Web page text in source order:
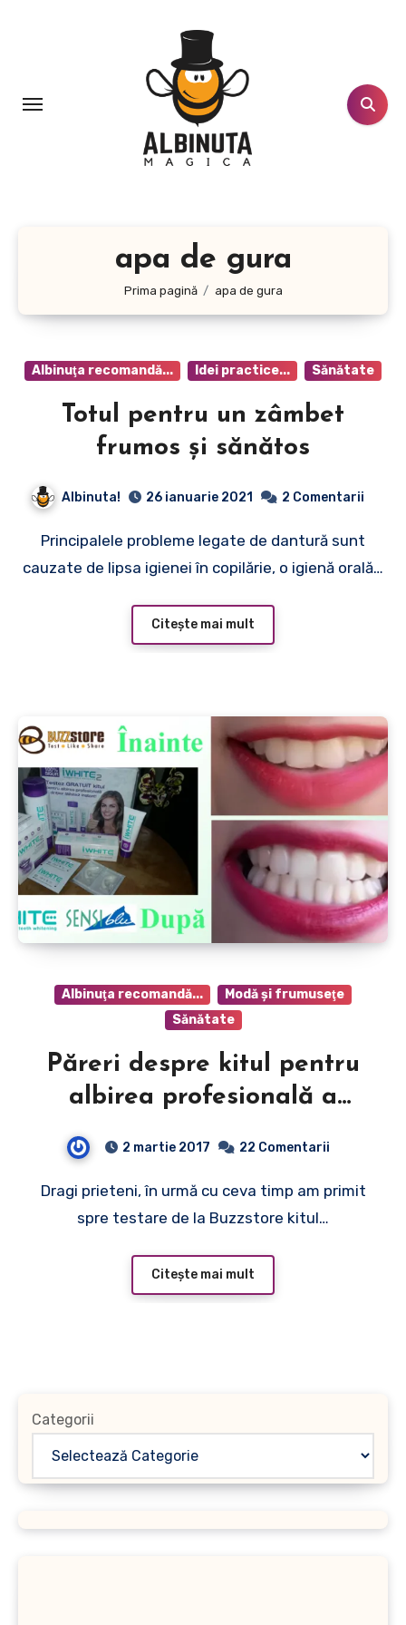
apa de gura
Prima pagină apa de gura
Albinuţa recomandă... Idei practice... Sănătate
Totul pentru un zâmbet
frumos și sănătos
Albinuta! 26 ianuarie 2021 2 Comentarii
Principalele probleme legate de dantură sunt
cauzate de lipsa igienei în copilărie, o igienă orală…
Citește mai mult
Albinuţa recomandă...
Modă şi frumuseţe
Sănătate
Păreri despre kitul pentru
albirea profesională a
dinţilor iWhite2 Instant
2 martie 2017 22 Comentarii
Dragi prieteni, în urmă cu ceva timp am primit
spre testare de la Buzzstore kitul…
Citește mai mult
Categorii